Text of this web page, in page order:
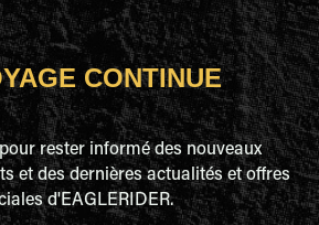
CONTINUE
rester informé des nouveaux
et des dernières actualités et offres
d'EAGLERIDER.